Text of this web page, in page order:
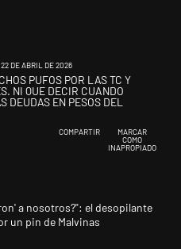
22 DE ABRIL DE 2026
PUFOS POR LAS TC Y
NI QUE DECIR CUANDO
DEUDAS EN PESOS DEL
COMPARTIR
MARCAR
COMO
INAPROPIADO
más comentarios en los últimos
""¿Por qué 'nonoslodieron' a
a nosotros?": el desopilante
un pin de Malvinas